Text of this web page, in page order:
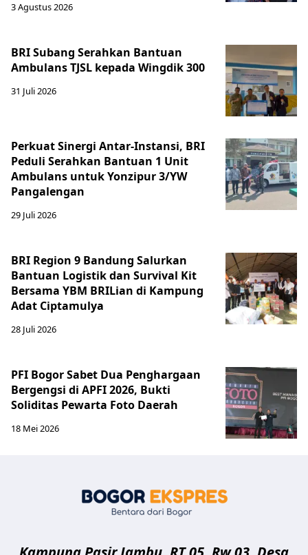
3 Agustus 2026
BRI Subang Serahkan Bantuan
Ambulans TJSL kepada Wingdik 300
31 Juli 2026
Perkuat Sinergi Antar-Instansi, BRI
Peduli Serahkan Bantuan 1 Unit
Ambulans untuk Yonzipur 3/YW
Pangalengan
29 Juli 2026
BRI Region 9 Bandung Salurkan
Bantuan Logistik dan Survival Kit
Bersama YBM BRILian di Kampung
Adat Ciptamulya
28 Juli 2026
PFI Bogor Sabet Dua Penghargaan
Bergengsi di APFI 2026, Bukti
Soliditas Pewarta Foto Daerah
18 Mei 2026